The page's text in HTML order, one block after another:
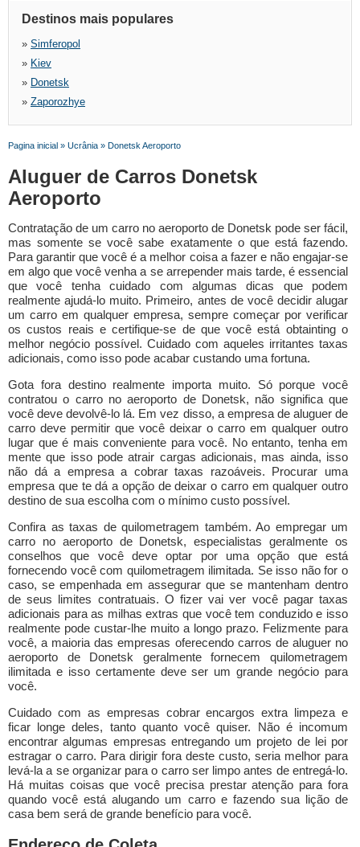
Destinos mais populares
» Simferopol
» Kiev
» Donetsk
» Zaporozhye
Pagina inicial » Ucrânia » Donetsk Aeroporto
Aluguer de Carros Donetsk
Aeroporto
Contratação de um carro no aeroporto de Donetsk pode ser fácil,
mas somente se você sabe exatamente o que está fazendo.
Para garantir que você é a melhor coisa a fazer e não engajar-se
em algo que você venha a se arrepender mais tarde, é essencial
que você tenha cuidado com algumas dicas que podem
realmente ajudá-lo muito. Primeiro, antes de você decidir alugar
um carro em qualquer empresa, sempre começar por verificar
os custos reais e certifique-se de que você está obtainting o
melhor negócio possível. Cuidado com aqueles irritantes taxas
adicionais, como isso pode acabar custando uma fortuna.
Gota fora destino realmente importa muito. Só porque você
contratou o carro no aeroporto de Donetsk, não significa que
você deve devolvê-lo lá. Em vez disso, a empresa de aluguer de
carro deve permitir que você deixar o carro em qualquer outro
lugar que é mais conveniente para você. No entanto, tenha em
mente que isso pode atrair cargas adicionais, mas ainda, isso
não dá a empresa a cobrar taxas razoáveis. Procurar uma
empresa que te dá a opção de deixar o carro em qualquer outro
destino de sua escolha com o mínimo custo possível.
Confira as taxas de quilometragem também. Ao empregar um
carro no aeroporto de Donetsk, especialistas geralmente os
conselhos que você deve optar por uma opção que está
fornecendo você com quilometragem ilimitada. Se isso não for o
caso, se empenhada em assegurar que se mantenham dentro
de seus limites contratuais. O fizer vai ver você pagar taxas
adicionais para as milhas extras que você tem conduzido e isso
realmente pode custar-lhe muito a longo prazo. Felizmente para
você, a maioria das empresas oferecendo carros de aluguer no
aeroporto de Donetsk geralmente fornecem quilometragem
ilimitada e isso certamente deve ser um grande negócio para
você.
Cuidado com as empresas cobrar encargos extra limpeza e
ficar longe deles, tanto quanto você quiser. Não é incomum
encontrar algumas empresas entregando um projeto de lei por
estragar o carro. Para dirigir fora deste custo, seria melhor para
levá-la a se organizar para o carro ser limpo antes de entregá-lo.
Há muitas coisas que você precisa prestar atenção para fora
quando você está alugando um carro e fazendo sua lição de
casa bem será de grande benefício para você.